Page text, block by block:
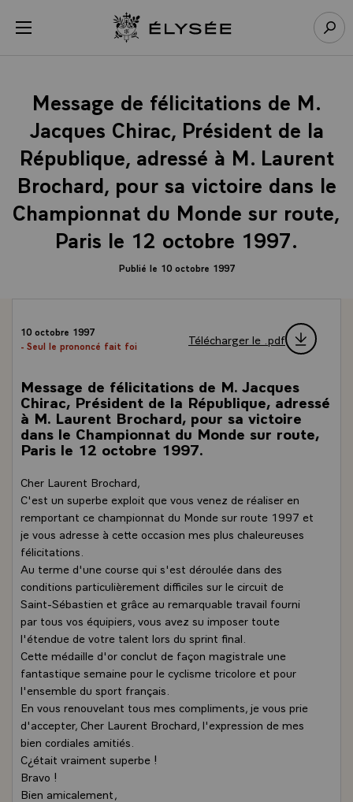
menu Retour à l’accueil Élysée
Message de félicitations de M.
Jacques Chirac, Président de la
République, adressé à M. Laurent
Brochard, pour sa victoire dans le
Championnat du Monde sur route,
Paris le 12 octobre 1997.
Publié le 10 octobre 1997
10 octobre 1997
- Seul le prononcé fait foi
Télécharger le .pdf
Message de félicitations de M. Jacques
Chirac, Président de la République, adressé
à M. Laurent Brochard, pour sa victoire
dans le Championnat du Monde sur route,
Paris le 12 octobre 1997.
Cher Laurent Brochard,
C'est un superbe exploit que vous venez de réaliser en
remportant ce championnat du Monde sur route 1997 et
je vous adresse à cette occasion mes plus chaleureuses
félicitations.
Au terme d'une course qui s'est déroulée dans des
conditions particulièrement difficiles sur le circuit de
Saint-Sébastien et grâce au remarquable travail fourni
par tous vos équipiers, vous avez su imposer toute
l'étendue de votre talent lors du sprint final.
Cette médaille d'or conclut de façon magistrale une
fantastique semaine pour le cyclisme tricolore et pour
l'ensemble du sport français.
En vous renouvelant tous mes compliments, je vous prie
d'accepter, Cher Laurent Brochard, l'expression de mes
bien cordiales amitiés.
C¿était vraiment superbe !
Bravo !
Bien amicalement,
Panneau de gestion des cookies